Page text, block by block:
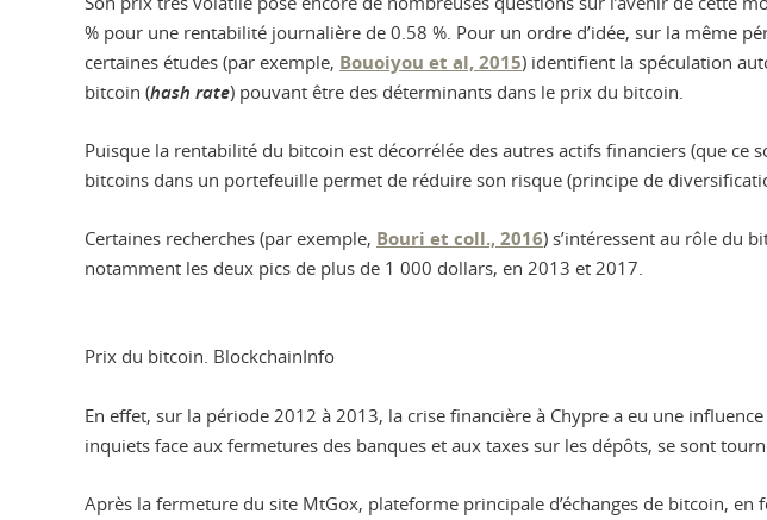
% pour une rentabilité journalière de 0.58 %. Pour un ordre d’idée, sur la même
certaines études (par exemple, Bouoiyou et al, 2015) identifient la spéculation
bitcoin (hash rate) pouvant être des déterminants dans le prix du bitcoin.
Puisque la rentabilité du bitcoin est décorrélée des autres actifs financiers (que ce
bitcoins dans un portefeuille permet de réduire son risque (principe de
Certaines recherches (par exemple, Bouri et coll., 2016) s’intéressent au rôle du
notamment les deux pics de plus de 1 000 dollars, en 2013 et 2017.
Prix du bitcoin. BlockchainInfo
En effet, sur la période 2012 à 2013, la crise financière à Chypre a eu une
inquiets face aux fermetures des banques et aux taxes sur les dépôts, se sont
Après la fermeture du site MtGox, plateforme principale d’échanges de bitcoin,